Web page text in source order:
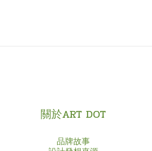
關於ART DOT
品牌故事